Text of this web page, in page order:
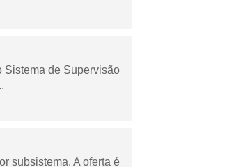
Sistema de Supervisão
subsistema. A oferta é